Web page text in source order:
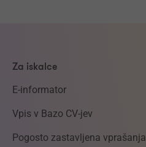
Za iskalce
E-informator
Vpis v Bazo CV-jev
Pogosto zastavljena vprašanja